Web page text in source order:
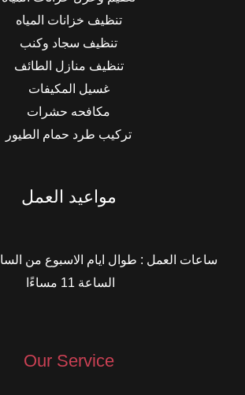
تنظيف خزانات المياه
تنظيف سجاد وكنب
تنظيف منازل الطائف
غسيل المكيفات
مكافحه حشرات
تركيب طرد حمام الطيور
مواعيد العمل
الساعة 11 مساءًا
Our Service